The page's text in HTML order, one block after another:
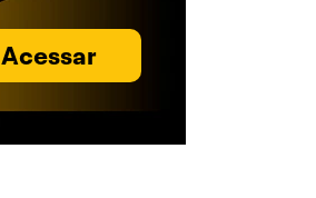
Acessar